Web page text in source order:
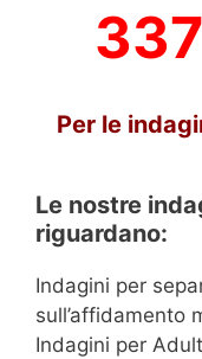
Per le
Le nostre
riguardano:
Indagini per
sull’affidamento
Indagini per